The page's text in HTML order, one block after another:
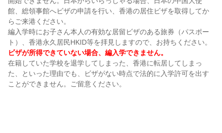
館、総領事館へビザの申請を行い、香港の居住ビザを取得してか
らご来港ください。
編入学時にお子さん本人の有効な居留ビザのある旅券（パスポー
ト）、香港永久居民HKID等を拝見しますので、お持ちください。
ビザが所得できていない場合、編入学できません。
在籍していた学校を退学してしまった、香港に転居してしまっ
た、といった理由でも、ビザがない時点で法的に入学許可を出す
ことができません。ご留意ください。